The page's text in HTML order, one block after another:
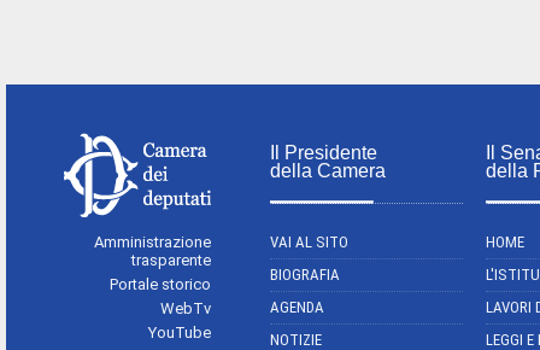
Amministrazione
trasparente
Portale storico
WebTv
YouTube
Il Presidente
della Camera
VAI AL SITO
BIOGRAFIA
AGENDA
NOTIZIE
Il
della
HOME
LAVORI
LEGGI